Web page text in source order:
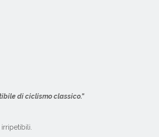
di ciclismo classico.”